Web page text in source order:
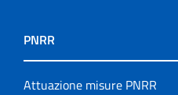
PNRR
Attuazione misure PNRR